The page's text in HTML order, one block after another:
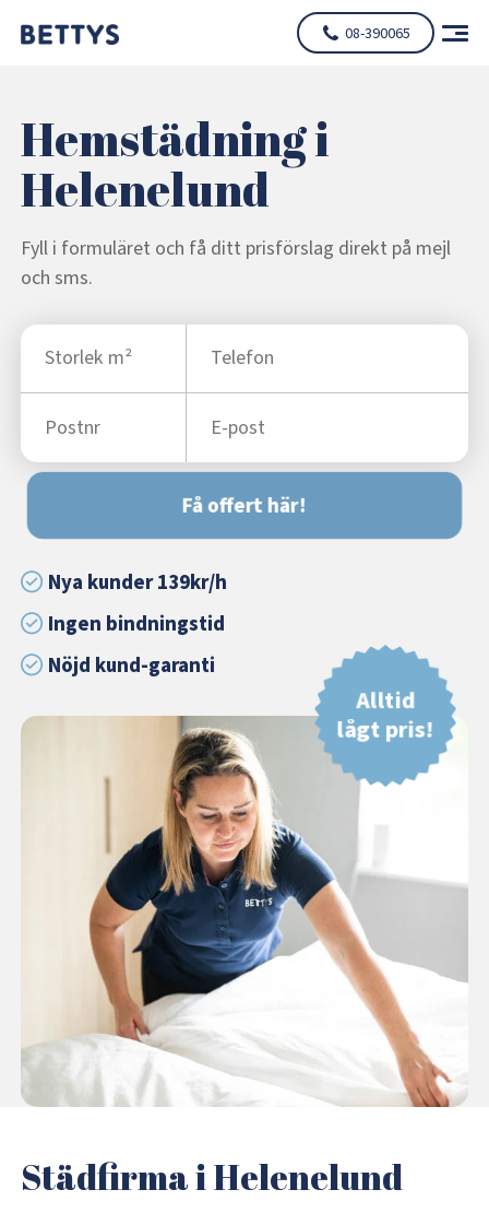
08-390065
Hemstädning i
Helenelund
Fyll i formuläret och få ditt prisförslag direkt på mejl
och sms.
Få offert här!
Nya kunder 139kr/h
Ingen bindningstid
Nöjd kund-garanti
Alltid
lågt pris!
Städfirma i Helenelund